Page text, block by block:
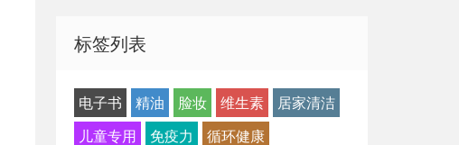
标签列表
电子书 精油 脸妆 维生素
居家清洁
儿童专用
免疫力
循环健康